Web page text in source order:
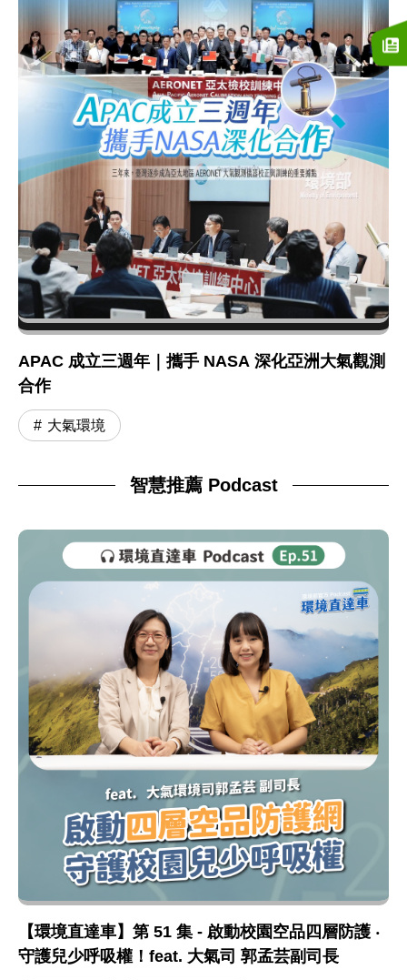
APAC 成立三週年｜攜手 NASA 深化亞洲大氣觀測
合作
大氣環境
智慧推薦 Podcast
【環境直達車】第 51 集 - 啟動校園空品四層防護 ‧
守護兒少呼吸權！feat. 大氣司 郭孟芸副司長